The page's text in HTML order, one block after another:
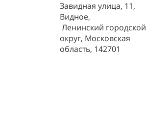
Завидная улица, 11,
Видное,
Ленинский городской
округ, Московская
область, 142701